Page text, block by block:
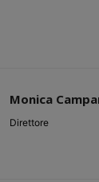
Monica
Direttore